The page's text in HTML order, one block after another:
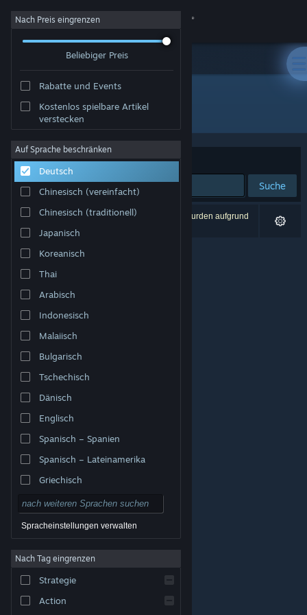
Anmelden
Info
Support
Sprache ändern
Steam-Mobile-App herunterladen
Desktopversion anzeigen
© Valve Corporation. Alle Rechte vorbehalten. Alle
USA und anderen Ländern.
Rechtliches
Barrierefreiheit
Nutzungsvertrag
Nach Preis eingrenzen
Beliebiger Preis
Rabatte und Events
Kostenlos spielbare Artikel
verstecken
Auf Sprache beschränken
Deutsch
Chinesisch (vereinfacht)
Chinesisch (traditionell)
Japanisch
Koreanisch
Thai
Arabisch
Indonesisch
Malaiisch
Bulgarisch
Tschechisch
Dänisch
Englisch
Spanisch – Spanien
Spanisch – Lateinamerika
Griechisch
Spracheinstellungen verwalten
Nach Tag eingrenzen
Strategie
Action
Entwickler: THETABLE Z
Sortieren nach Relevanz
Suche
0 Ergebnisse entsprechen Ihrer Suche. 3 Titel wurden aufgrund
Ihrer Einstellungen ausgeschlossen.